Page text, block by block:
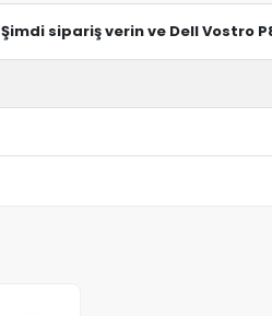
Şimdi sipariş verin ve Dell Vostro